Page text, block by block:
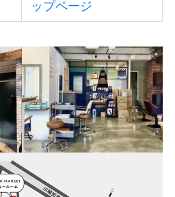
ップページ